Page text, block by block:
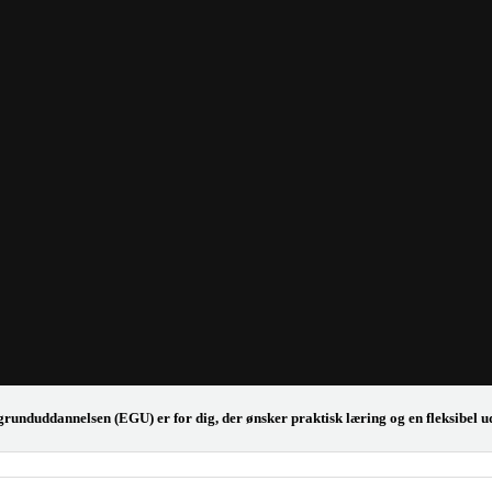
(EGU) er for dig, der ønsker praktisk læring og en fleksibel